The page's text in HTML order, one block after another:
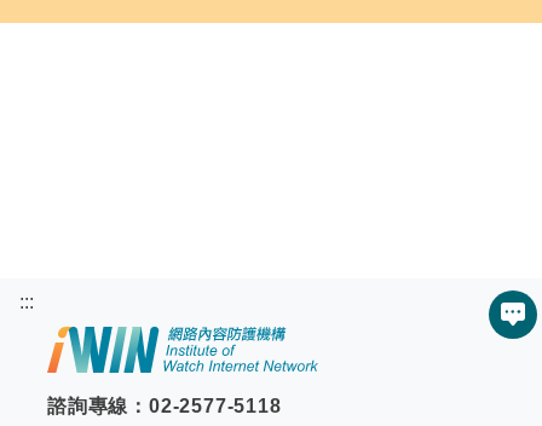
:::
諮詢專線：02-2577-5118
服